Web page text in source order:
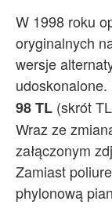
W 1998 roku
oryginalnych
wersje
98 TL (skrót
Wraz ze
załączonym
Zamiast
phylonową